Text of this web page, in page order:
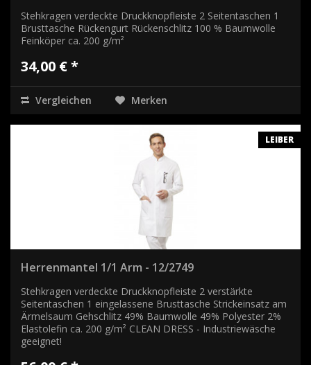
Stehkragen verdeckte Druckknopfleiste 2 Seitentaschen 1
Brusttasche Rückengurt Rückenschlitz 100 % Baumwolle
Feinköper ca. 200 g/m²
34,00 € *
Vergleichen Merken
LEIBER
Herrenmantel 1/1 Arm - 12/2749
Stehkragen verdeckte Druckknopfleiste 2 verstärkte
Seitentaschen 1 eingelassene Brusttasche Strickeinsatz am
Ärmelsaum Gehschlitz 49% Baumwolle 49% Polyester 2%
Elastolefin ca. 200 g/m² CLEAN DRESS - Industriewäsche
geeignet!